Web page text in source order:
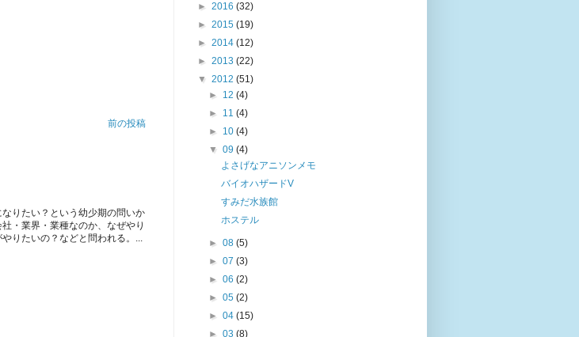
前の投稿
りたい？という幼少期の問いか
・業界・業種なのか、なぜやり
りたいの？などと問われる。...
► 2016 (32)
► 2015 (19)
► 2014 (12)
► 2013 (22)
▼ 2012 (51)
► 12(4)
► 11(4)
► 10(4)
▼09(4)
よさげなアニソンメモ
バイオハザードV
すみだ水族館
ホステル
►08(5)
►07(3)
►06(2)
►05(2)
►04(15)
►03(8)